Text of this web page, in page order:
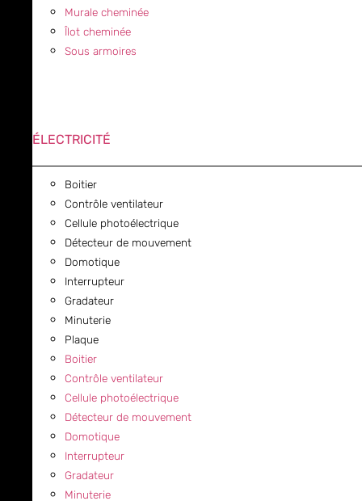
Murale cheminée
Îlot cheminée
Sous armoires
ÉLECTRICITÉ
Boitier
Contrôle ventilateur
Cellule photoélectrique
Détecteur de mouvement
Domotique
Interrupteur
Gradateur
Minuterie
Plaque
Boitier
Contrôle ventilateur
Cellule photoélectrique
Détecteur de mouvement
Domotique
Interrupteur
Gradateur
Minuterie